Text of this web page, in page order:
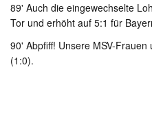
89' Auch die eingewechselte
Tor und erhöht auf 5:1 für
90' Abpfiff! Unsere MSV-
(1:0).